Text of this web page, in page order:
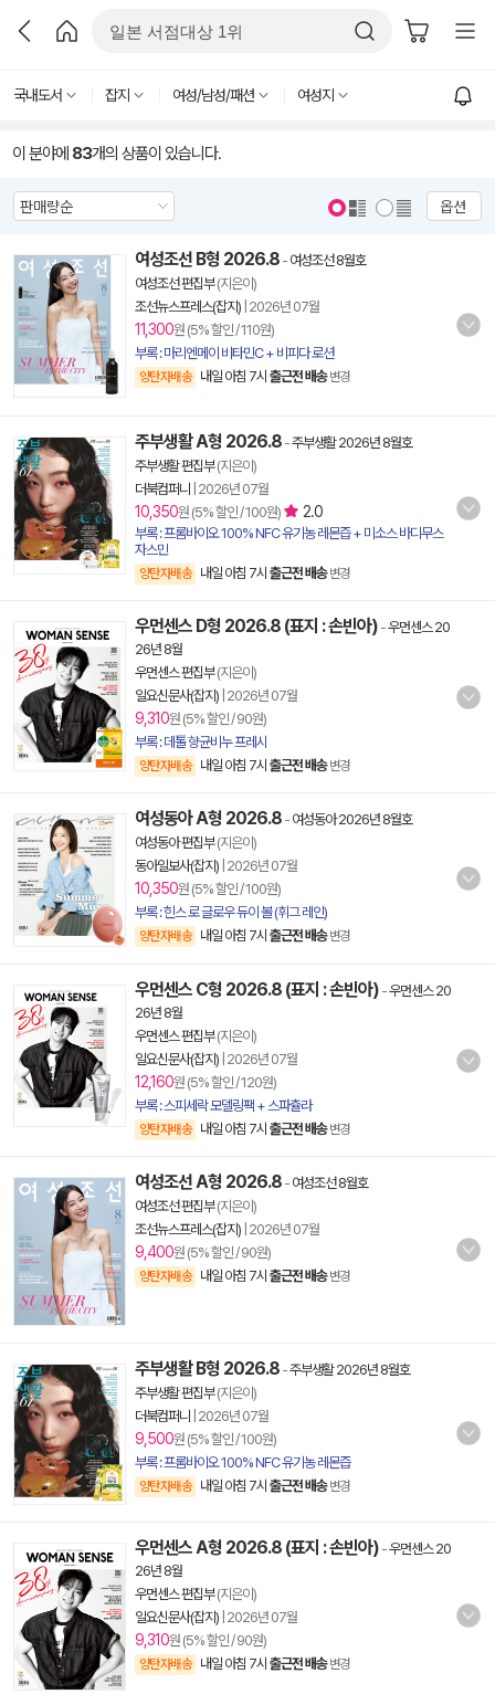
국내도서 잡지 여성/남성/패션 여성지
이 분야에 83개의 상품이 있습니다.
옵션
여성조선 B형 2026.8 - 여성조선 8월호
여성조선 편집부(지은이)
조선뉴스프레스(잡지) 2026년 07월
11,300원 (5% 할인 / 110원)
부록 : 마리엔메이 비타민C + 비피다 로션
양탄자배송 내일 아침 7시 출근전 배송 변경
주부생활 A형 2026.8 -주부생활 2026년 8월호
주부생활 편집부(지은이)
더북컴퍼니
2026년 07월
10,350원 (5% 할인 / 100원) 2.0
부록 : 프롬바이오 100% NFC 유기농 레몬즙 + 미소스 바디무스
자스민
양탄자배송 내일 아침 7시 출근전 배송 변경
우먼센스 D형 2026.8 (표지 : 손빈아) -우먼센스 20
26년 8월
우먼센스 편집부(지은이)
일요신문사(잡지) 2026년 07월
9,310원 (5% 할인 / 90원)
부록 : 데톨 향균비누 프레시
양탄자배송 내일 아침 7시 출근전 배송 변경
여성동아 A형 2026.8 - 여성동아 2026년 8월호
여성동아 편집부(지은이)
동아일보사(잡지) 2026년 07월
10,350원 (5% 할인 / 100원)
부록 : 힌스 로 글로우 듀이 볼 (휘그 레인)
양탄자배송 내일 아침 7시 출근전 배송 변경
우먼센스 C형 2026.8 (표지 : 손빈아) -우먼센스 20
26년 8월
우먼센스 편집부(지은이)
일요신문사(잡지) 2026년 07월
12,160원 (5% 할인 / 120원)
부록 : 스피세락 모델링팩 + 스파츌라
양탄자배송 내일 아침 7시 출근전 배송 변경
여성조선 A형 2026.8 - 여성조선 8월호
여성조선 편집부(지은이)
조선뉴스프레스(잡지) 2026년 07월
9,400원 (5% 할인 / 90원)
양탄자배송 내일 아침 7시 출근전 배송 변경
주부생활 B형 2026.8 -주부생활 2026년 8월호
주부생활 편집부(지은이)
더북컴퍼니
2026년 07월
9,500원 (5% 할인 / 100원)
부록 : 프롬바이오 100% NFC 유기농 레몬즙
양탄자배송 내일 아침 7시 출근전 배송 변경
우먼센스 A형 2026.8 (표지 : 손빈아) -우먼센스 20
26년 8월
우먼센스 편집부(지은이)
일요신문사(잡지) 2026년 07월
9,310원 (5% 할인 / 90원)
양탄자배송 내일 아침 7시 출근전 배송 변경